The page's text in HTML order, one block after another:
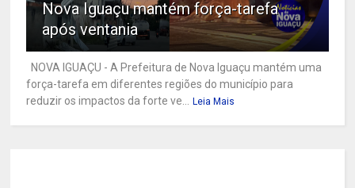
Nova Iguaçu mantém força-tarefa
após ventania
NOVA IGUAÇU - A Prefeitura de Nova Iguaçu mantém uma
força-tarefa em diferentes regiões do município para
reduzir os impactos da forte ve...
Leia Mais